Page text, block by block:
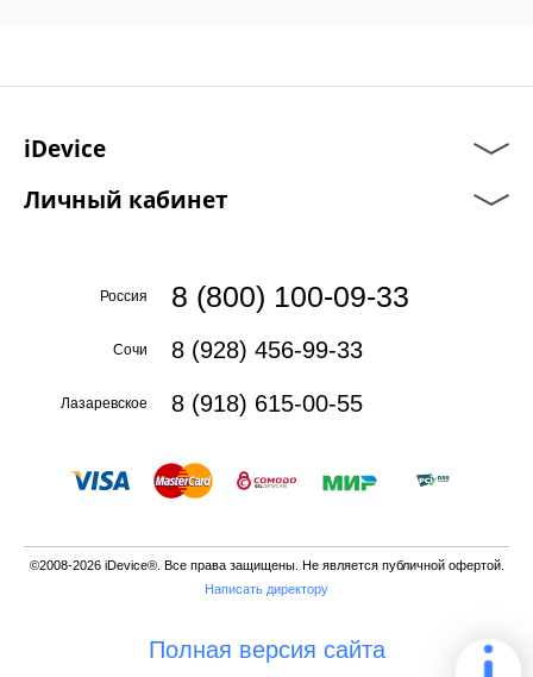
iDevice
Личный кабинет
Россия 8 (800) 100-09-33
Сочи 8 (928) 456-99-33
Лазаревское 8 (918) 615-00-55
©2008-2026 iDevice®. Все права защищены. Не является публичной офертой.
Написать директору
Полная версия сайта